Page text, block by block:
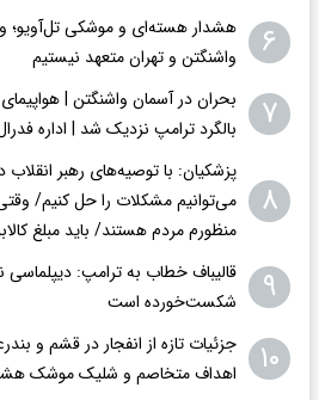
۶
هشدار هسته‌ای و موشکی تل‌آویو؛
واشنگتن و تهران متعهد نیستیم
۷
بحران در آسمان واشنگتن |
بالگرد ترامپ نزدیک شد | اداره
۸
پزشکیان: با توصیه‌های رهبر
می‌توانیم مشکلات را حل کنیم/
منظورم مردم هستند/ باید مبلغ
۹
قالیباف خطاب به ترامپ: دیپلماسی
شکست‌خورده است
۱۰
جزئیات تازه از انفجار در قشم و
اهداف متخاصم و شلیک موشک